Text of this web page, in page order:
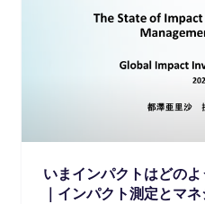
いまインパクトはどの
｜インパクト測定とマ